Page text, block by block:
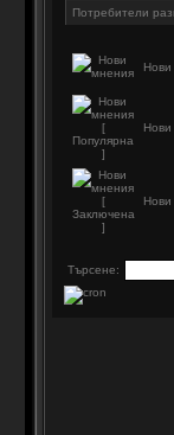
Потребители
Търсене: